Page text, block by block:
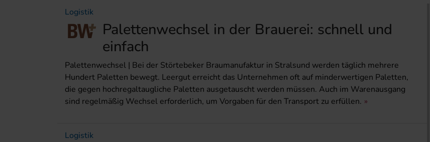
Logistik
Palettenwechsel in der Brauerei: schnell und
einfach
Palettenwechsel | Bei der Störtebeker Braumanufaktur in Stralsund werden täglich mehrere
Hundert Paletten bewegt. Leergut erreicht das Unternehmen oft auf minderwertigen Paletten,
die gegen hochregaltaugliche Paletten ausgetauscht werden müssen. Auch im Warenausgang
sind regelmäßig Wechsel erforderlich, um Vorgaben für den Transport zu erfüllen.
Logistik